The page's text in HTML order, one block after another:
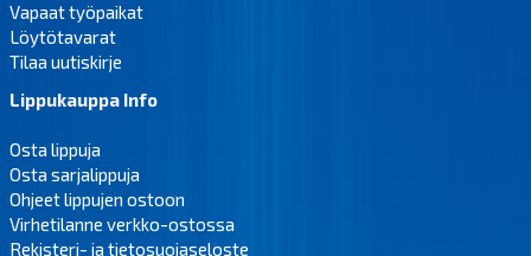
Vapaat työpaikat
Löytötavarat
Tilaa uutiskirje
Lippukauppa Info
Osta lippuja
Osta sarjalippuja
Ohjeet lippujen ostoon
Virhetilanne verkko-ostossa
Rekisteri- ja tietosuojaseloste